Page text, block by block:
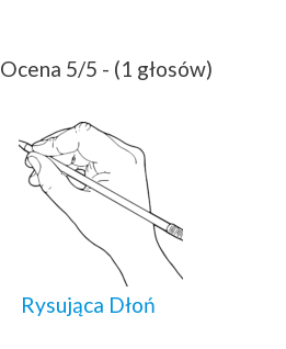
Ocena 5/5 - (1 głosów)
Rysująca Dłoń